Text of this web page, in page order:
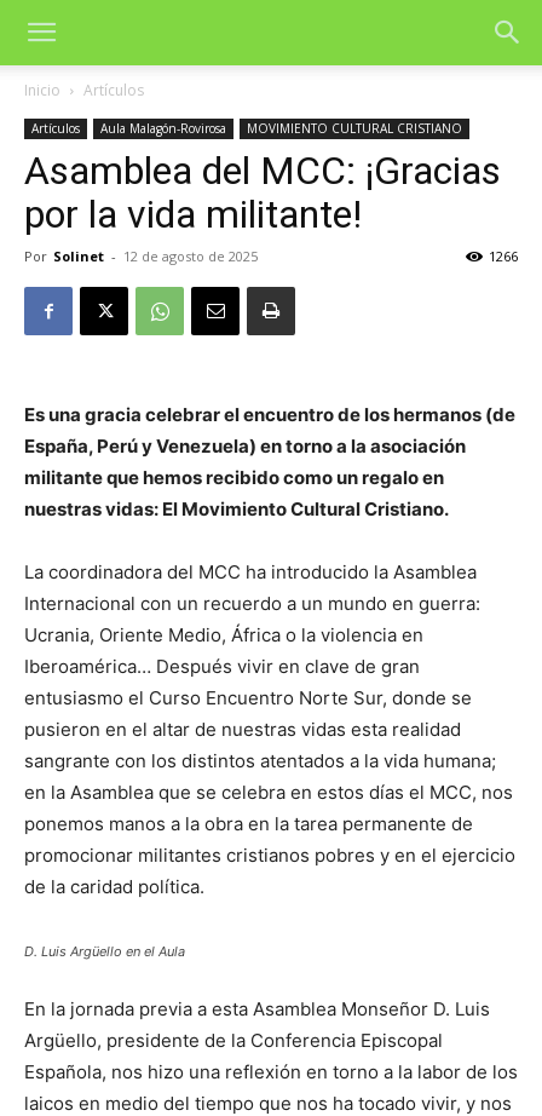
Inicio Artículos
Artículos Aula Malagón-Rovirosa MOVIMIENTO CULTURAL CRISTIANO
Asamblea del MCC: ¡Gracias
por la vida militante!
Por Solinet - 12 de agosto de 2025 1266
Es una gracia celebrar el encuentro de los hermanos (de
España, Perú y Venezuela) en torno a la asociación
militante que hemos recibido como un regalo en
nuestras vidas: El Movimiento Cultural Cristiano.
La coordinadora del MCC ha introducido la Asamblea
Internacional con un recuerdo a un mundo en guerra:
Ucrania, Oriente Medio, África o la violencia en
Iberoamérica… Después vivir en clave de gran
entusiasmo el Curso Encuentro Norte Sur, donde se
pusieron en el altar de nuestras vidas esta realidad
sangrante con los distintos atentados a la vida humana;
en la Asamblea que se celebra en estos días el MCC, nos
ponemos manos a la obra en la tarea permanente de
promocionar militantes cristianos pobres y en el ejercicio
de la caridad política.
D. Luis Argüello en el Aula
En la jornada previa a esta Asamblea Monseñor D. Luis
Argüello, presidente de la Conferencia Episcopal
Española, nos hizo una reflexión en torno a la labor de los
laicos en medio del tiempo que nos ha tocado vivir, y nos